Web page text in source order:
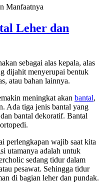
Leher dan
sebagai alas kepala, alas
dijahit menyerupai bentuk
atau bahan lainnya.
meningkat akan bantal,
Ada tiga jenis bantal yang
bantal dekoratif. Bantal
perlengkapan wajib saat kita
utamanya adalah untuk
sedang tidur dalam
pesawat. Sehingga tidur
di bagian leher dan pundak.